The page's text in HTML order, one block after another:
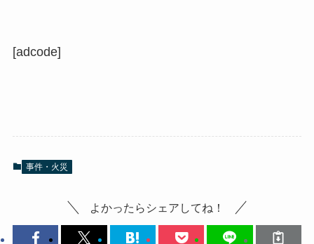
[adcode]
事件・火災
よかったらシェアしてね！